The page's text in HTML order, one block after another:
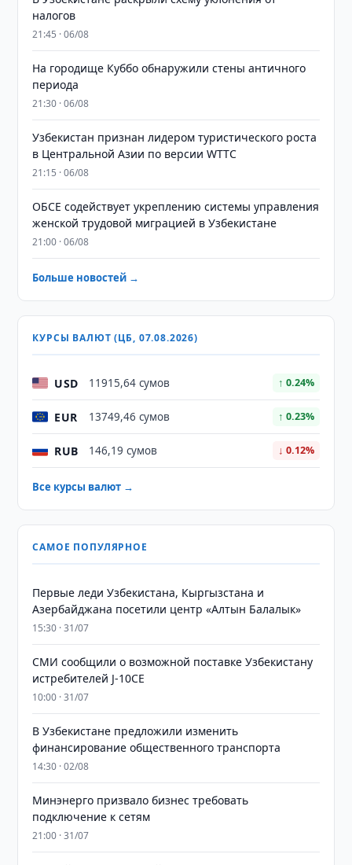
налогов
21:45 · 06/08
На городище Куббо обнаружили стены античного
периода
21:30 · 06/08
Узбекистан признан лидером туристического роста
в Центральной Азии по версии WTTC
21:15 · 06/08
ОБСЕ содействует укреплению системы управления
женской трудовой миграцией в Узбекистане
21:00 · 06/08
Больше новостей →
КУРСЫ ВАЛЮТ (ЦБ, 07.08.2026)
USD 11915,64 сумов ↑ 0.24%
EUR 13749,46 сумов ↑ 0.23%
RUB 146,19 сумов ↓ 0.12%
Все курсы валют →
САМОЕ ПОПУЛЯРНОЕ
Первые леди Узбекистана, Кыргызстана и
Азербайджана посетили центр «Алтын Балалык»
15:30 · 31/07
СМИ сообщили о возможной поставке Узбекистану
истребителей J-10CE
10:00 · 31/07
В Узбекистане предложили изменить
финансирование общественного транспорта
14:30 · 02/08
Минэнерго призвало бизнес требовать
подключение к сетям
21:00 · 31/07